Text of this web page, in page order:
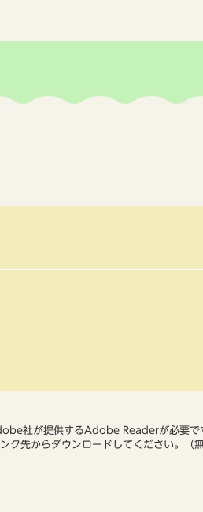
社が提供するAdobe Readerが必要で
先からダウンロードしてください。（